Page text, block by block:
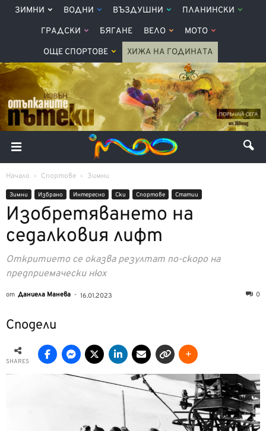
ЗИМНИ ВОДНИ ВЪЗДУШНИ ПЛАНИНСКИ
ГРАДСКИ БЯГАНЕ ВЕЛО МОТО
ОЩЕ СПОРТОВЕ ХИЖА НА ГОДИНАТА
Начало Спортове Зимни
Зимни Избрано Интерeсно Ски Спортове Статии
Изобретяването на
седалковия лифт
Откритието се оказва резултат по-скоро на
предприемачески нюх
от Даниела Манева - 16.01.2023 0
Сподели
SHARES